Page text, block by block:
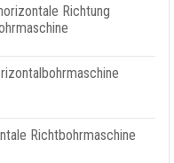
Richtung
Richtbohrmaschine